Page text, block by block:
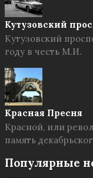
Кутузовский
Кутузовский
году в честь М.И.
Красная Пресня
Красной, или
память
Популярные